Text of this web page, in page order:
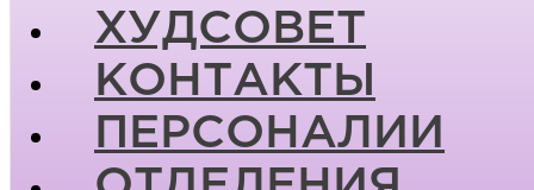
ХУДСОВЕТ
КОНТАКТЫ
ПЕРСОНАЛИИ